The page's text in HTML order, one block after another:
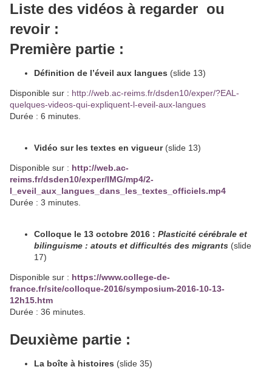
Liste des vidéos à regarder ou
revoir :
Première partie :
Définition de l’éveil aux langues (slide 13)
Disponible sur : http://web.ac-reims.fr/dsden10/exper/?EAL-
quelques-videos-qui-expliquent-l-eveil-aux-langues
Durée : 6 minutes.
Vidéo sur les textes en vigueur(slide 13)
Disponible sur : http://web.ac-
reims.fr/dsden10/exper/IMG/mp4/2-
l_eveil_aux_langues_dans_les_textes_officiels.mp4
Durée : 3 minutes.
Colloque le 13 octobre 2016 : Plasticité cérébrale et
bilinguisme : atouts et difficultés des migrants (slide
17)
Disponible sur : https://www.college-de-
france.fr/site/colloque-2016/symposium-2016-10-13-
12h15.htm
Durée : 36 minutes.
Deuxième partie :
La boîte à histoires (slide 35)